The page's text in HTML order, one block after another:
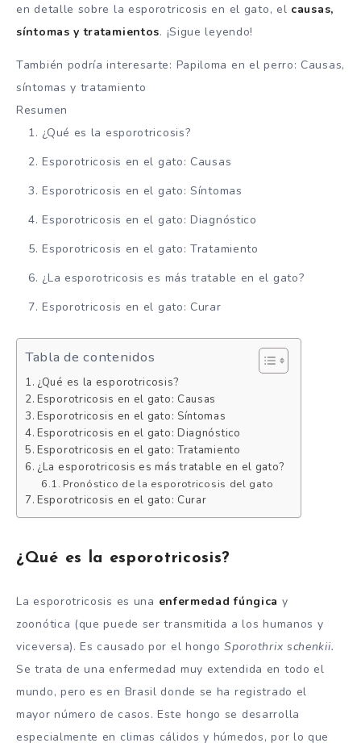
en detalle sobre la esporotricosis en el gato, el causas,
síntomas y tratamientos. ¡Sigue leyendo!
También podría interesarte: Papiloma en el perro: Causas,
síntomas y tratamiento
Resumen
¿Qué es la esporotricosis?
Esporotricosis en el gato: Causas
Esporotricosis en el gato: Síntomas
Esporotricosis en el gato: Diagnóstico
Esporotricosis en el gato: Tratamiento
¿La esporotricosis es más tratable en el gato?
Esporotricosis en el gato: Curar
Tabla de contenidos
¿Qué es la esporotricosis?
Esporotricosis en el gato: Causas
Esporotricosis en el gato: Síntomas
Esporotricosis en el gato: Diagnóstico
Esporotricosis en el gato: Tratamiento
¿La esporotricosis es más tratable en el gato?
Pronóstico de la esporotricosis del gato
Esporotricosis en el gato: Curar
¿Qué es la esporotricosis?
La esporotricosis es una enfermedad fúngica y
zoonótica (que puede ser transmitida a los humanos y
viceversa). Es causado por el hongoSporothrix schenkii.
Se trata de una enfermedad muy extendida en todo el
mundo, pero es en Brasil donde se ha registrado el
mayor número de casos. Este hongo se desarrolla
especialmente en climas cálidos y húmedos, por lo que